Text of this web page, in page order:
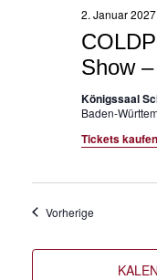
Show
2. Januar
Königssaal
Baden-
Tickets kaufen
Vorherige